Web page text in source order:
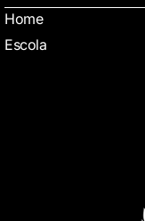
Home
Escola